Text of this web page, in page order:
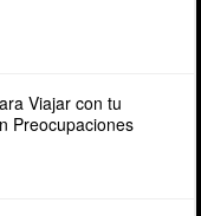
Viajar con tu
Preocupaciones